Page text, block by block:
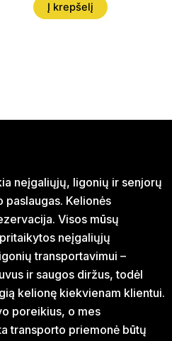
Į krepšelį
neįgaliųjų, ligonių ir senjorų
Kelionės
Visos mūsų
neįgaliųjų
transportavimui –
ir saugos diržus, todėl
kelionę kiekvienam klientui.
poreikius, o mes
transporto priemonė būtų